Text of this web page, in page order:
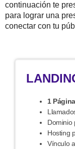
continuación te
para lograr una
conectar con tu
1
Dominio
Hosting
Vínculo